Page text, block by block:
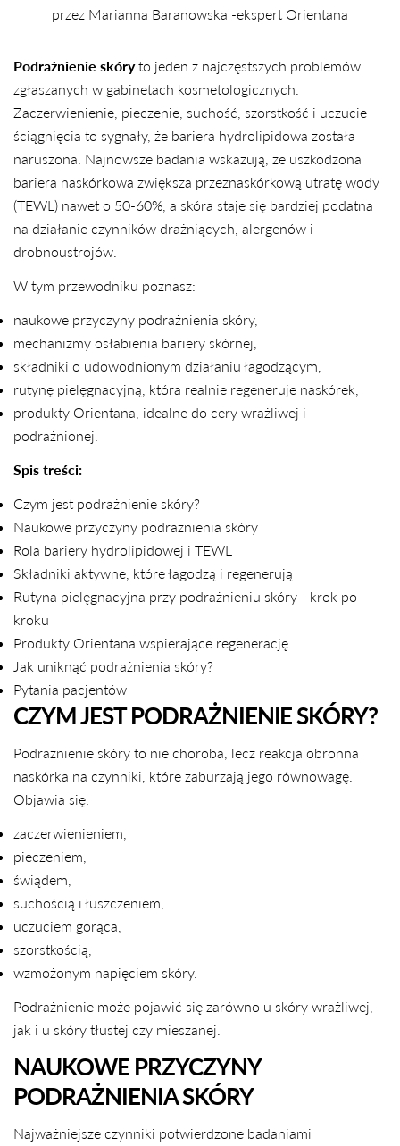
przez Marianna Baranowska -ekspert Orientana
Podrażnienie skóryto jeden z najczęstszych problemów
zgłaszanych w gabinetach kosmetologicznych.
Zaczerwienienie, pieczenie, suchość, szorstkość i uczucie
ściągnięcia to sygnały, że bariera hydrolipidowa została
naruszona. Najnowsze badania wskazują, że uszkodzona
bariera naskórkowa zwiększa przeznaskórkową utratę wody
(TEWL) nawet o 50-60%, a skóra staje się bardziej podatna
na działanie czynników drażniących, alergenów i
drobnoustrojów.
W tym przewodniku poznasz:
naukowe przyczyny podrażnienia skóry,
mechanizmy osłabienia bariery skórnej,
składniki o udowodnionym działaniu łagodzącym,
rutynę pielęgnacyjną, która realnie regeneruje naskórek,
produkty Orientana, idealne do cery wrażliwej i
podrażnionej.
Spis treści:
Czym jest podrażnienie skóry?
Naukowe przyczyny podrażnienia skóry
Rola bariery hydrolipidowej i TEWL
Składniki aktywne, które łagodzą i regenerują
Rutyna pielęgnacyjna przy podrażnieniu skóry - krok po
kroku
Produkty Orientana wspierające regenerację
Jak uniknąć podrażnienia skóry?
Pytania pacjentów
CZYM JEST PODRAŻNIENIE SKÓRY?
Podrażnienie skóry to nie choroba, lecz reakcja obronna
naskórka na czynniki, które zaburzają jego równowagę.
Objawia się:
zaczerwienieniem,
pieczeniem,
świądem,
suchością i łuszczeniem,
uczuciem gorąca,
szorstkością,
wzmożonym napięciem skóry.
Podrażnienie może pojawić się zarówno u skóry wrażliwej,
jak i u skóry tłustej czy mieszanej.
NAUKOWE PRZYCZYNY
PODRAŻNIENIA SKÓRY
Najważniejsze czynniki potwierdzone badaniami